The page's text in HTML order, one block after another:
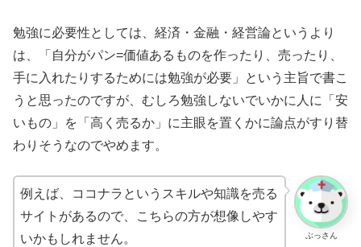
勉強に必要性としては、経済・金融・経営論というより
は、「自分がパン=価値あるものを作ったり、売ったり、
手に入れたりするためには勉強が必要」という主旨で書こ
うと思ったのですが、むしろ勉強しないでいかに人に「安
いもの」を「高く売るか」に主眼を置くかに論点がすり替
わりそうなのでやめます。
ぶっさん
例えば、ココナラというスキルや知識を売る
サイトがあるので、こちらの方が想像しやす
いかもしれません。